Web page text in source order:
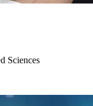
Sciences